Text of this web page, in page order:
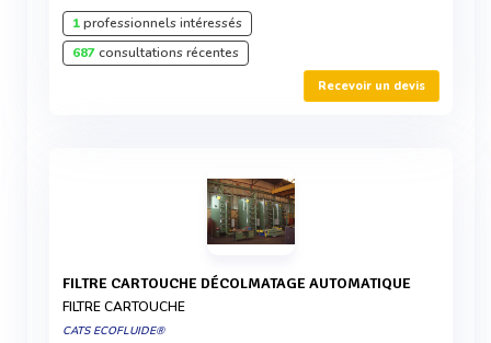
1professionnels intéressés
687consultations récentes
Recevoir un devis
FILTRE CARTOUCHE DÉCOLMATAGE AUTOMATIQUE
FILTRE CARTOUCHE
CATS ECOFLUIDE®